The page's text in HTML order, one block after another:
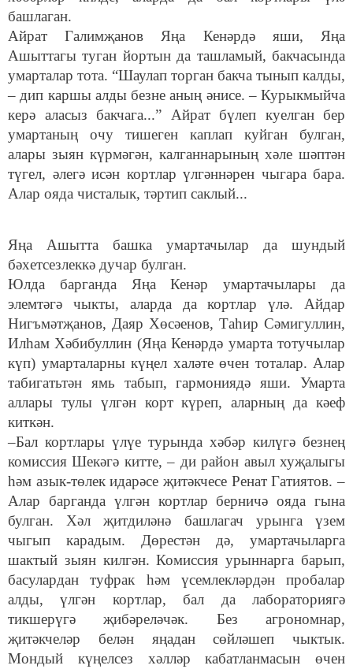
башлаган.
Айрат Галимҗанов Яңа Кенәрдә яши, Яңа
Ашыттагы туган йортын да ташламый, бакчасында
умарталар тота. “Шаулап торган бакча тынып калды,
– дип каршы алды безне аның әнисе. – Курыкмыйча
керә аласыз бакчага...” Айрат бүлеп куелган бер
умартаның очу тишеген каплап куйган булган,
алары зыян күрмәгән, калганнарының хәле шәптән
түгел, әлегә исән кортлар үлгәннәрен чыгара бара.
Алар ояда чисталык, тәртип саклый...
Яңа Ашытта башка умартачылар да шундый
бәхетсезлеккә дучар булган.
Юлда барганда Яңа Кенәр умартачылары да
элемтәгә чыкты, аларда да кортлар үлә. Айдар
Нигъмәтҗанов, Даяр Хөсәенов, Таһир Сәмигуллин,
Илһам Хәбибуллин (Яңа Кенәрдә умарта тотучылар
күп) умарталарны күңел халәте өчен тоталар. Алар
табигатьтән ямь табып, гармониядә яши. Умарта
аллары тулы үлгән корт күреп, аларның да кәеф
киткән.
–Бал кортлары үлүе турында хәбәр килүгә безнең
комиссия Шекәгә китте, – ди район авыл хуҗалыгы
һәм азык-төлек идарәсе җитәкчесе Ренат Гатиятов. –
Алар барганда үлгән кортлар берничә ояда гына
булган. Хәл җитдиләнә башлагач урынга үзем
чыгып карадым. Дөрестән дә, умартачыларга
шактый зыян килгән. Комиссия урыннарга барып,
басулардан туфрак һәм үсемлекләрдән пробалар
алды, үлгән кортлар, бал да лабораториягә
тикшерүгә җибәреләчәк. Без агрономнар,
җитәкчеләр белән яңадан сөйләшеп чыктык.
Мондый күңелсез хәлләр кабатланмасын өчен